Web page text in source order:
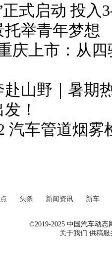
式启动 投入
举青年梦想
庆上市：从
山野｜暑期
！
汽车管道烟
头条 新闻资讯 新车
©2019-2025 中国汽车动态
关于我们 供稿服